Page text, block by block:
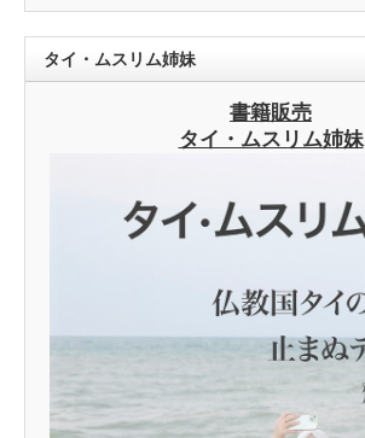
タイ・ムスリム姉妹
書籍販売
タイ・ムスリム姉妹